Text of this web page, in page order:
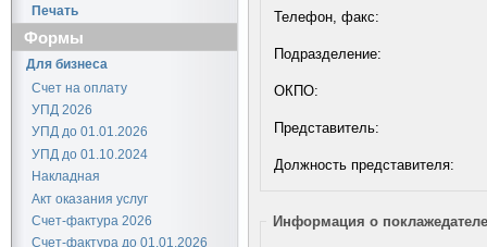
Печать
Формы
Для бизнеса
Счет на оплату
УПД 2026
УПД до 01.01.2026
УПД до 01.10.2024
Накладная
Акт оказания услуг
Счет-фактура 2026
Счет-фактура до 01.01.2026
Телефон, факс:
Подразделение:
ОКПО:
Представитель:
Должность представителя:
Информация о